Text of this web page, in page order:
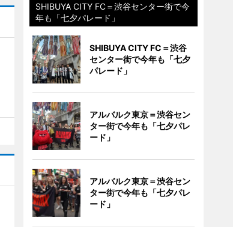
SHIBUYA CITY FC＝渋谷センター街で今
年も「七夕パレード」
SHIBUYA CITY FC＝渋谷
センター街で今年も「七夕
パレード」
アルバルク東京＝渋谷セン
ター街で今年も「七夕パレ
ード」
アルバルク東京＝渋谷セン
ター街で今年も「七夕パレ
ード」